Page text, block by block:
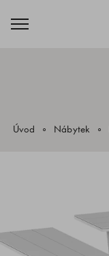
Úvod Nábytek